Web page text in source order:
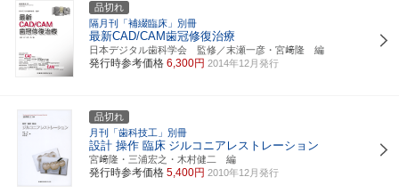
品切れ
隔月刊「補綴臨床」別冊
最新CAD/CAM歯冠修復治療
日本デジタル歯科学会 監修／末瀬一彦・宮﨑隆 編
発行時参考価格 6,300円 2014年12月発行
品切れ
月刊「歯科技工」別冊
設計 操作 臨床 ジルコニアレストレーション
宮﨑隆・三浦宏之・木村健二 編
発行時参考価格 5,400円 2010年12月発行